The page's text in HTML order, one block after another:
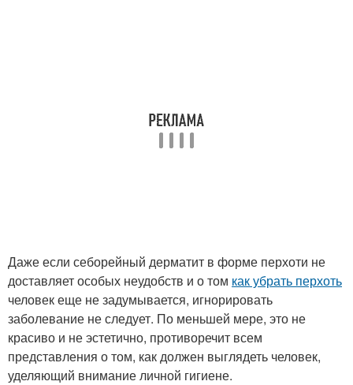
Даже если себорейный дерматит в форме перхоти не
доставляет особых неудобств и о том как убрать перхоть
человек еще не задумывается, игнорировать
заболевание не следует. По меньшей мере, это не
красиво и не эстетично, противоречит всем
представления о том, как должен выглядеть человек,
уделяющий внимание личной гигиене.